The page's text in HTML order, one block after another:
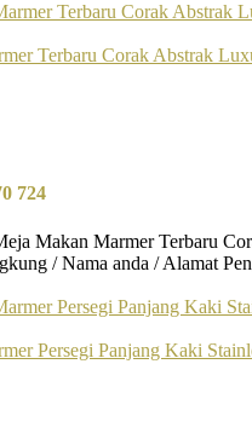
Terbaru Corak Abstrak
724
Makan Marmer Terbaru
/ Nama anda / Alamat
Persegi Panjang Kaki